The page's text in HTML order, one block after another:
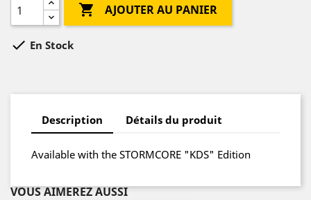
 AJOUTER AU PANIER
 En Stock
Description Détails du produit
Available with the STORMCORE "KDS" Edition
VOUS AIMEREZ AUSSI